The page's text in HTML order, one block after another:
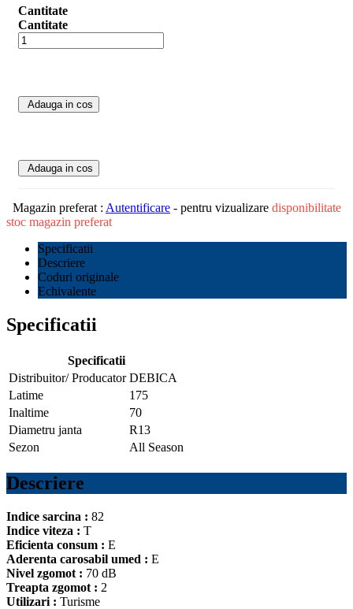
Cantitate
Cantitate
Adauga in cos
Adauga in cos
Magazin preferat : Autentificare - pentru vizualizare disponibilitate
stoc magazin preferat
Specificatii
Descriere
Coduri originale
Echivalente
Specificatii
Specificatii
Distribuitor/ Producator DEBICA
Latime
175
Inaltime
70
Diametru janta
R13
Sezon
All Season
Descriere
Indice sarcina : 82
Indice viteza : T
Eficienta consum : E
Aderenta carosabil umed : E
Nivel zgomot : 70 dB
Treapta zgomot : 2
Utilizari : Turisme